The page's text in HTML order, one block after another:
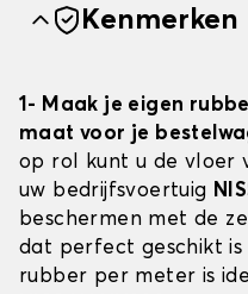
Kenmerken
1- Maak je eigen
maat voor je
op rol kunt u de vloer
uw bedrijfsvoertuig
beschermen met de
dat perfect geschikt is
rubber per meter is